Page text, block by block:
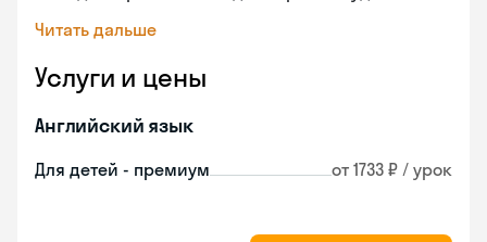
Читать дальше
Услуги и цены
Английский язык
Для детей - премиум от 1733 ₽ / урок